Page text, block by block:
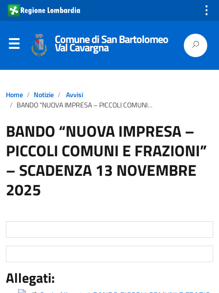
⋮
Comune di San Bartolomeo
Val Cavargna
Home Notizie
Avvisi
BANDO “NUOVA IMPRESA – PICCOLI COMUNI E FRAZIONI” – SCADENZA 13 NOVEMBRE 2025
BANDO “NUOVA IMPRESA –
PICCOLI COMUNI E FRAZIONI”
– SCADENZA 13 NOVEMBRE
2025
Allegati: